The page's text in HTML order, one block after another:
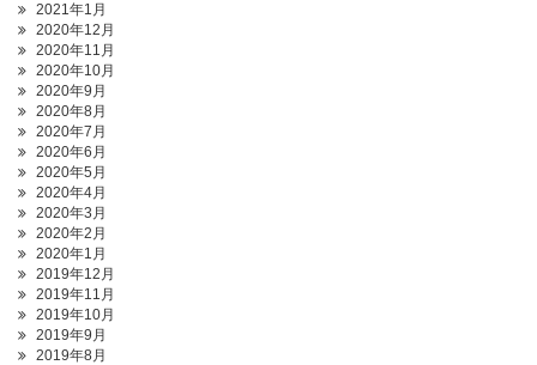
2021年1月
2020年12月
2020年11月
2020年10月
2020年9月
2020年8月
2020年7月
2020年6月
2020年5月
2020年4月
2020年3月
2020年2月
2020年1月
2019年12月
2019年11月
2019年10月
2019年9月
2019年8月